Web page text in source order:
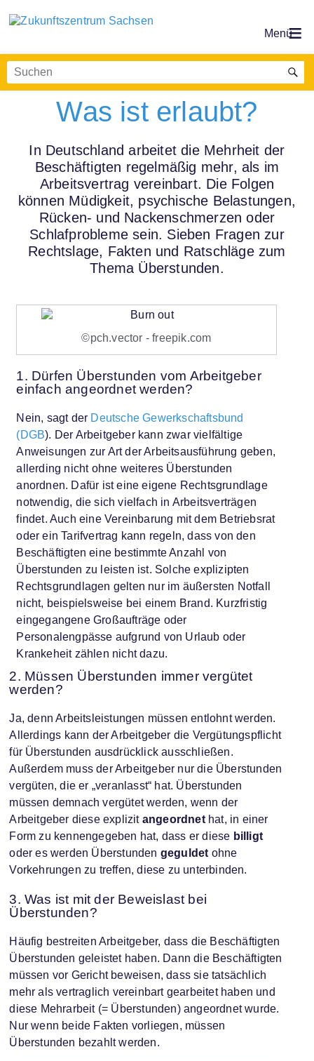
Thema Überstunden:
Was ist erlaubt?
In Deutschland arbeitet die Mehrheit der
Beschäftigten regelmäßig mehr, als im
Arbeitsvertrag vereinbart. Die Folgen
können Müdigkeit, psychische Belastungen,
Rücken- und Nackenschmerzen oder
Schlafprobleme sein. Sieben Fragen zur
Rechtslage, Fakten und Ratschläge zum
Thema Überstunden.
©pch.vector - freepik.com
1. Dürfen Überstunden vom Arbeitgeber
einfach angeordnet werden?
Nein, sagt der Deutsche Gewerkschaftsbund
(DGB). Der Arbeitgeber kann zwar vielfältige
Anweisungen zur Art der Arbeitsausführung geben,
allerding nicht ohne weiteres Überstunden
anordnen. Dafür ist eine eigene Rechtsgrundlage
notwendig, die sich vielfach in Arbeitsverträgen
findet. Auch eine Vereinbarung mit dem Betriebsrat
oder ein Tarifvertrag kann regeln, dass von den
Beschäftigten eine bestimmte Anzahl von
Überstunden zu leisten ist. Solche explizipten
Rechtsgrundlagen gelten nur im äußersten Notfall
nicht, beispielsweise bei einem Brand. Kurzfristig
eingegangene Großaufträge oder
Personalengpässe aufgrund von Urlaub oder
Krankeheit zählen nicht dazu.
2. Müssen Überstunden immer vergütet
werden?
Ja, denn Arbeitsleistungen müssen entlohnt werden.
Allerdings kann der Arbeitgeber die Vergütungspflicht
für Überstunden ausdrücklick ausschließen.
Außerdem muss der Arbeitgeber nur die Überstunden
vergüten, die er „veranlasst“ hat. Überstunden
müssen demnach vergütet werden, wenn der
Arbeitgeber diese explizit angeordnet hat, in einer
Form zu kennengegeben hat, dass er diese billigt
oder es werden Überstunden geguldet ohne
Vorkehrungen zu treffen, diese zu unterbinden.
3. Was ist mit der Beweislast bei
Überstunden?
Häufig bestreiten Arbeitgeber, dass die Beschäftigten
Überstunden geleistet haben. Dann die Beschäftigten
müssen vor Gericht beweisen, dass sie tatsächlich
mehr als vertraglich vereinbart gearbeitet haben und
diese Mehrarbeit (= Überstunden) angeordnet wurde.
Nur wenn beide Fakten vorliegen, müssen
Überstunden bezahlt werden.